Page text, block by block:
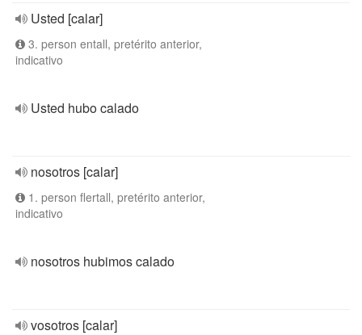
Usted [calar]
3. person entall, pretérito anterior,
indicativo
Usted hubo calado
nosotros [calar]
1. person flertall, pretérito anterior,
indicativo
nosotros hubimos calado
vosotros [calar]